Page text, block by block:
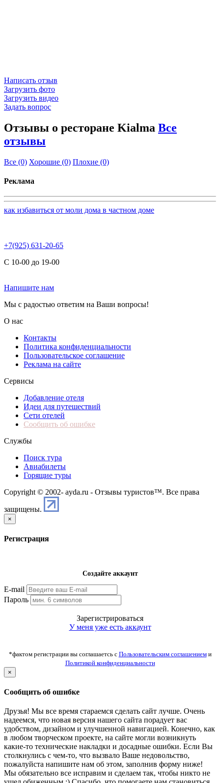
Написать отзыв
Загрузить фото
Загрузить видео
Задать вопрос
Отзывы о ресторане Kialma Все
отзывы
Все (0) Хорошие (0) Плохие (0)
Реклама
как избавиться от моли дома в частном доме
+7(925) 631-20-65
С 10-00 до 19-00
Напишите нам
Мы с радостью ответим на Ваши вопросы!
О нас
Контакты
Политика конфиденциальности
Пользовательское соглашение
Реклама на сайте
Сервисы
Добавление отеля
Идеи для путешествий
Сети отелей
Сообщить об ошибке
Службы
Поиск тура
Авиабилеты
Горящие туры
Copyright © 2002- ayda.ru - Отзывы туристов™. Все права
защищены.
×
Регистрация
Создайте аккаунт
E-mail
Пароль
Зарегистрироваться
У меня уже есть аккаунт
*фактом регистрации вы соглашаетсь с Пользовательским соглашениеми
Политикой конфиденциальности
×
Сообщить об ошибке
Друзья! Мы все время стараемся сделать сайт лучше. Очень
надеемся, что новая версия нашего сайта порадует вас
удобством, дизайном и улучшенной навигацией. Конечно, как
в любом творческом проекте, на сайте могли возникнуть
какие-то технические накладки и досадные ошибки. Если Вы
столкнулись с чем-то, что вызвало Ваше недовольство,
пожалуйста напишите нам об этом, заполнив форму ниже!
Мы обязательно все исправим и сделаем так, чтобы никто не